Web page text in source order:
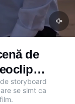
aduceți idei la
de
storyboard
se simt ca